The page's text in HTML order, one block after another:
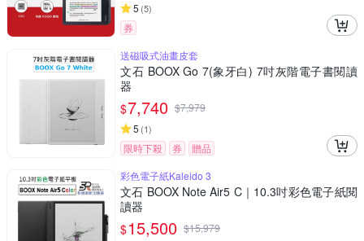
5 (5)
券
送磁吸式油畫皮套
文石 BOOX Go 7(象牙白) 7吋灰階電子書閱讀
器
$7,740 $7,979
5 (1)
限時下殺 券
贈品
彩色電子紙Kaleido 3
文石 BOOX Note Air5 C｜10.3吋彩色電子紙閱
讀器
$15,500 $15,979